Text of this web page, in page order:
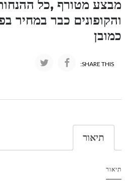
מבצע מטורף ,כל
והקופונים כבר במחיר
כמובן
SHARE THIS:
תיאור
תיאור